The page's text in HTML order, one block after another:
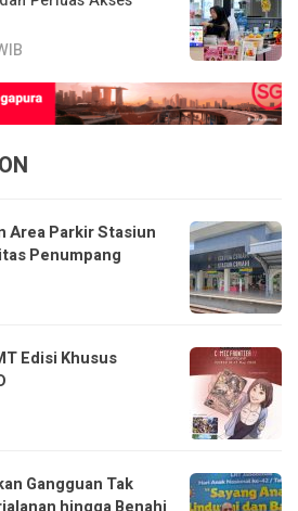
Area Parkir Stasiun
Penumpang
Edisi Khusus
Gangguan Tak